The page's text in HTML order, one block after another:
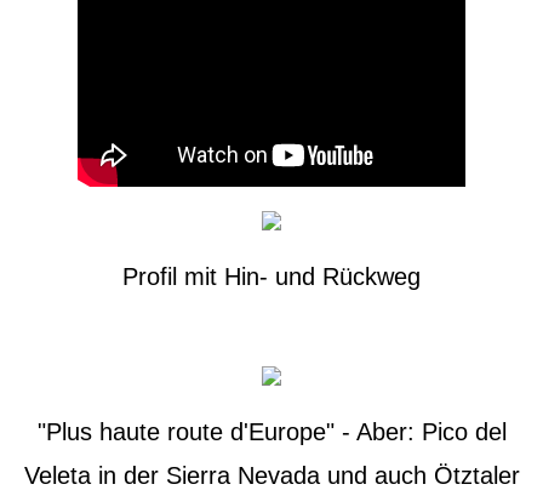
Profil mit Hin- und Rückweg
"Plus haute route d'Europe" - Aber: Pico del
Veleta in der Sierra Nevada und auch Ötztaler